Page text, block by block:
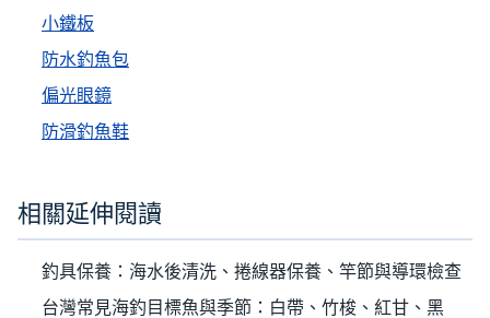
小鐵板
防水釣魚包
偏光眼鏡
防滑釣魚鞋
相關延伸閱讀
釣具保養：海水後清洗、捲線器保養、竿節與導環檢查
台灣常見海釣目標魚與季節：白帶、竹梭、紅甘、黑